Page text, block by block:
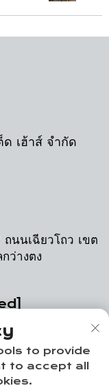
เฮ้าส์ จำกัด
นเฉียวโถว เขต
ว่างตง
to provide
to accept all